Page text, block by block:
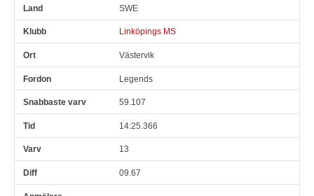
SWE
Linköpings MS
Västervik
Legends
59.107
14:25.366
13
09.67